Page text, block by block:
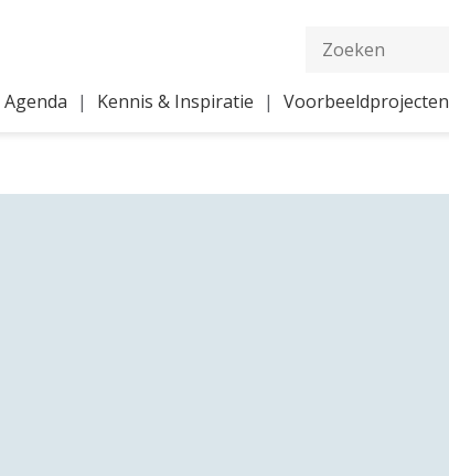
Agenda Kennis & Inspiratie Voorbeeldprojecten